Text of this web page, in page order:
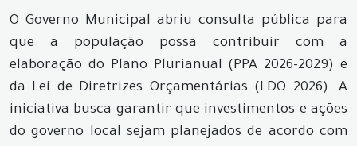
O Governo Municipal abriu consulta pública para
que a população possa contribuir com a
elaboração do Plano Plurianual (PPA 2026-2029) e
da Lei de Diretrizes Orçamentárias (LDO 2026). A
iniciativa busca garantir que investimentos e ações
do governo local sejam planejados de acordo com